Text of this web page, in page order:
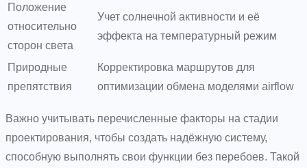
Положение
относительно
сторон света
Учет солнечной активности и её
эффекта на температурный режим
Природные
препятствия
Корректировка маршрутов для
оптимизации обмена моделями airflow
Важно учитывать перечисленные факторы на стадии
проектирования, чтобы создать надёжную систему,
способную выполнять свои функции без перебоев. Такой